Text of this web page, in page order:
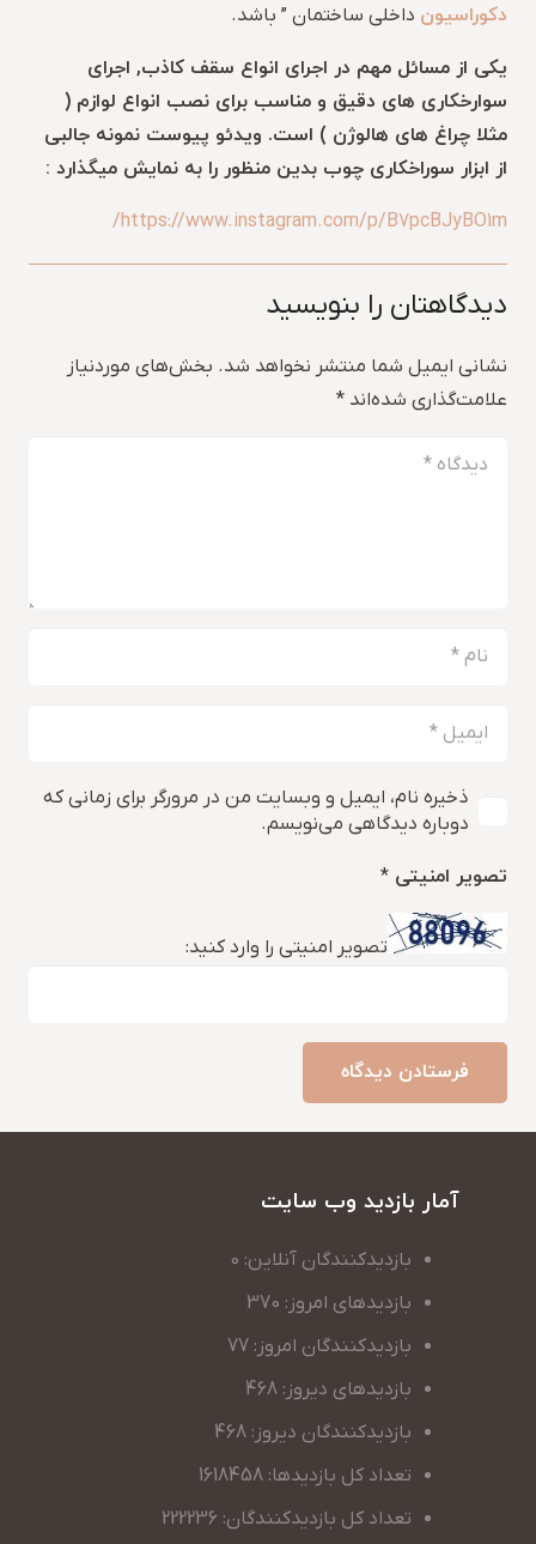
دکوراسیون داخلی ساختمان ” باشد.
یکی از مسائل مهم در اجرای انواع سقف کاذب, اجرای
سوارخکاری های دقیق و مناسب برای نصب انواع لوازم (
مثلا چراغ های هالوژن ) است. ویدئو پیوست نمونه جالبی
از ابزار سوراخکاری چوب بدین منظور را به نمایش میگذارد :
https://www.instagram.com/p/B7pcBJyBO1m/
دیدگاهتان را بنویسید
نشانی ایمیل شما منتشر نخواهد شد. بخش‌های موردنیاز
علامت‌گذاری شده‌اند *
ذخیره نام، ایمیل و وبسایت من در مرورگر برای زمانی که
دوباره دیدگاهی می‌نویسم.
تصویر امنیتی *
تصویر امنیتی را وارد کنید:
فرستادن دیدگاه
آمار بازدید وب سایت
بازدیدکنندگان آنلاین: 0
بازدیدهای امروز: 370
بازدیدکنندگان امروز: 77
بازدیدهای دیروز: 468
بازدیدکنندگان دیروز: 468
تعداد کل بازدیدها: 1618458
تعداد کل بازدیدکنندگان: 222236